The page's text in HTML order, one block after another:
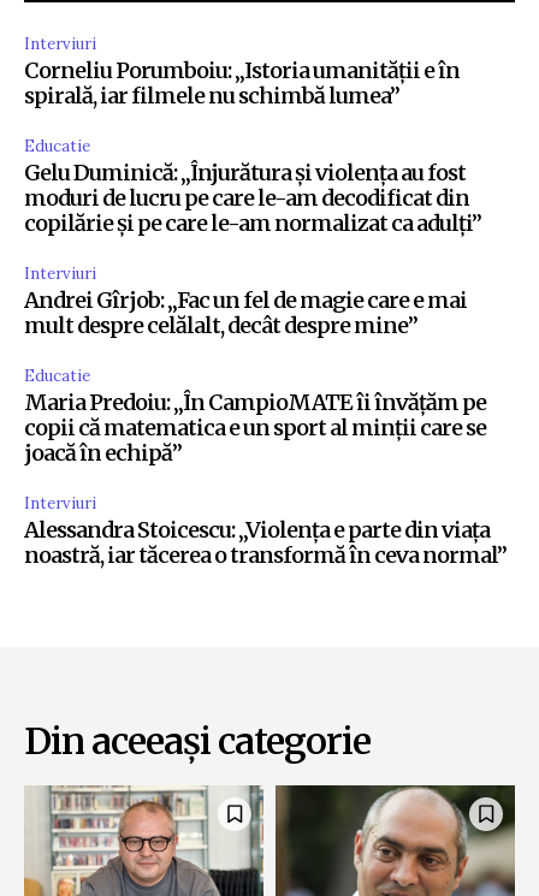
Interviuri
Corneliu Porumboiu: „Istoria umanității e în
spirală, iar filmele nu schimbă lumea”
Educatie
Gelu Duminică: „Înjurătura și violența au fost
moduri de lucru pe care le-am decodificat din
copilărie și pe care le-am normalizat ca adulți”
Interviuri
Andrei Gîrjob: „Fac un fel de magie care e mai
mult despre celălalt, decât despre mine”
Educatie
Maria Predoiu: „În CampioMATE îi învățăm pe
copii că matematica e un sport al minții care se
joacă în echipă”
Interviuri
Alessandra Stoicescu: „Violența e parte din viața
noastră, iar tăcerea o transformă în ceva normal”
Din aceeași categorie